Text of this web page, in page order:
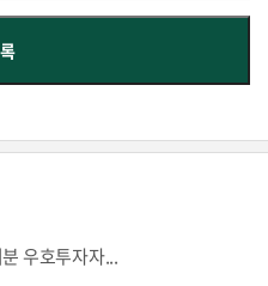
우호투자자...